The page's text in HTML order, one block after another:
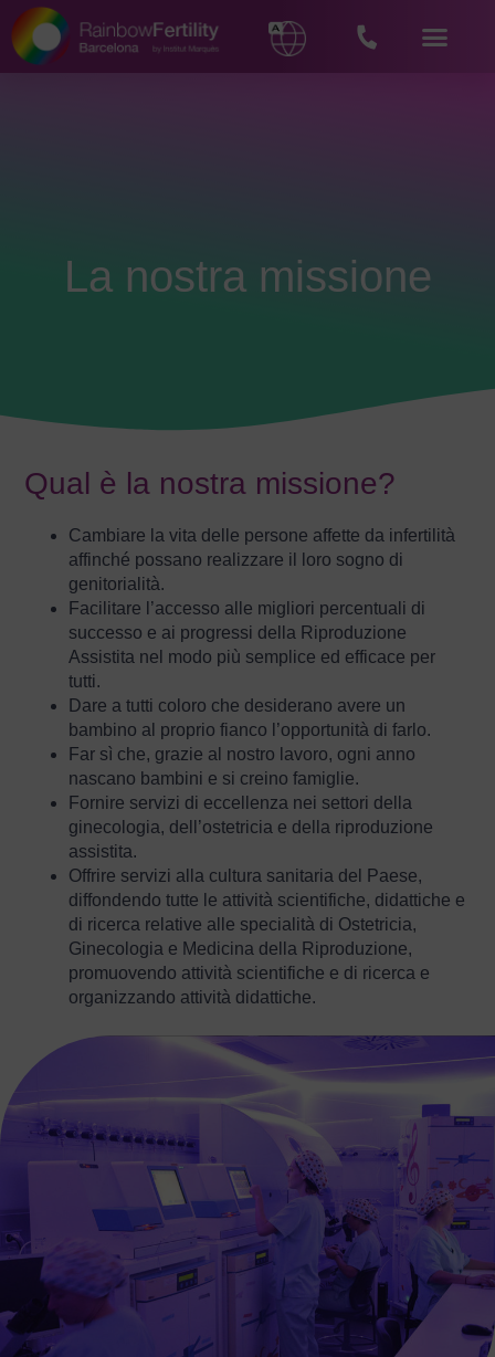
La nostra missione
Qual è la nostra missione?
Cambiare la vita delle persone affette da infertilità
affinché possano realizzare il loro sogno di
genitorialità.
Facilitare l’accesso alle migliori percentuali di
successo e ai progressi della Riproduzione
Assistita nel modo più semplice ed efficace per
tutti.
Dare a tutti coloro che desiderano avere un
bambino al proprio fianco l’opportunità di farlo.
Far sì che, grazie al nostro lavoro, ogni anno
nascano bambini e si creino famiglie.
Fornire servizi di eccellenza nei settori della
ginecologia, dell’ostetricia e della riproduzione
assistita.
Offrire servizi alla cultura sanitaria del Paese,
diffondendo tutte le attività scientifiche, didattiche e
di ricerca relative alle specialità di Ostetricia,
Ginecologia e Medicina della Riproduzione,
promuovendo attività scientifiche e di ricerca e
organizzando attività didattiche.